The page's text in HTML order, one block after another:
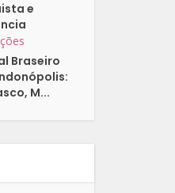
e
Braseiro
M...